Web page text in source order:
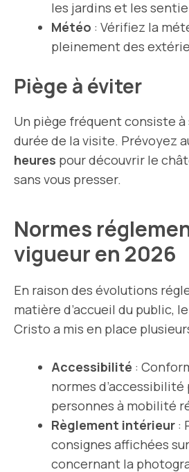
les jardins et les
Météo : Vérifiez la
pleinement des
Piège à éviter
Un piège fréquent consiste
durée de la visite. Prévoyez
heures pour découvrir le
sans vous presser.
Normes
vigueur en 2026
En raison des évolutions
matière d’accueil du public,
Cristo a mis en place
Accessibilité :
normes d’accessibilité
personnes à mobilité
Règlement intérieur :
consignes affichées
concernant la